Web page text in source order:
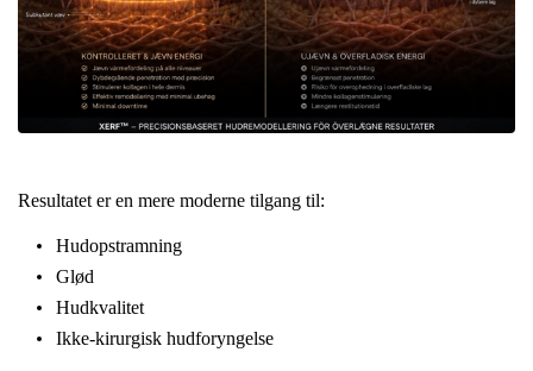
Resultatet er en mere moderne tilgang til:
Hudopstramning
Glød
Hudkvalitet
Ikke-kirurgisk hudforyngelse